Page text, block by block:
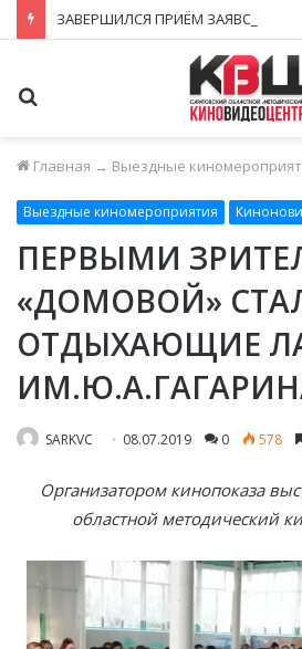
Главная → Выездные
Выездные киномероприятия
ПЕРВЫМИ
«ДОМОВОЙ»
ОТДЫХАЮЩИЕ
SARKVC 08.07.2019 0 578
Организатором кинопоказа
областной методический